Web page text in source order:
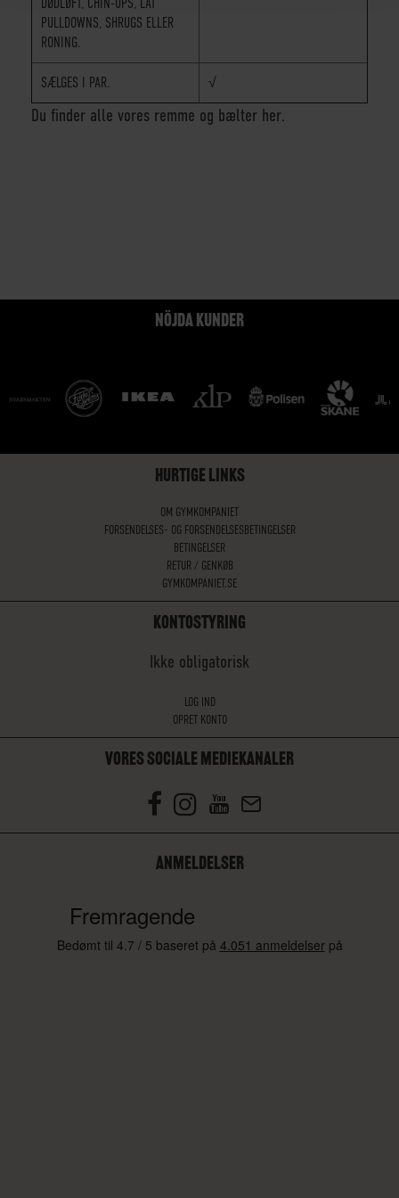
PULLDOWNS, SHRUGS ELLER
RONING.
SÆLGES I PAR. √
Du finder alle vores remme og bælter her.
NÖJDA KUNDER
HURTIGE LINKS
OM GYMKOMPANIET
FORSENDELSES- OG FORSENDELSESBETINGELSER
BETINGELSER
RETUR / GENKØB
GYMKOMPANIET.SE
KONTOSTYRING
Ikke obligatorisk
LOG IND
OPRET KONTO
VORES SOCIALE MEDIEKANALER
ANMELDELSER